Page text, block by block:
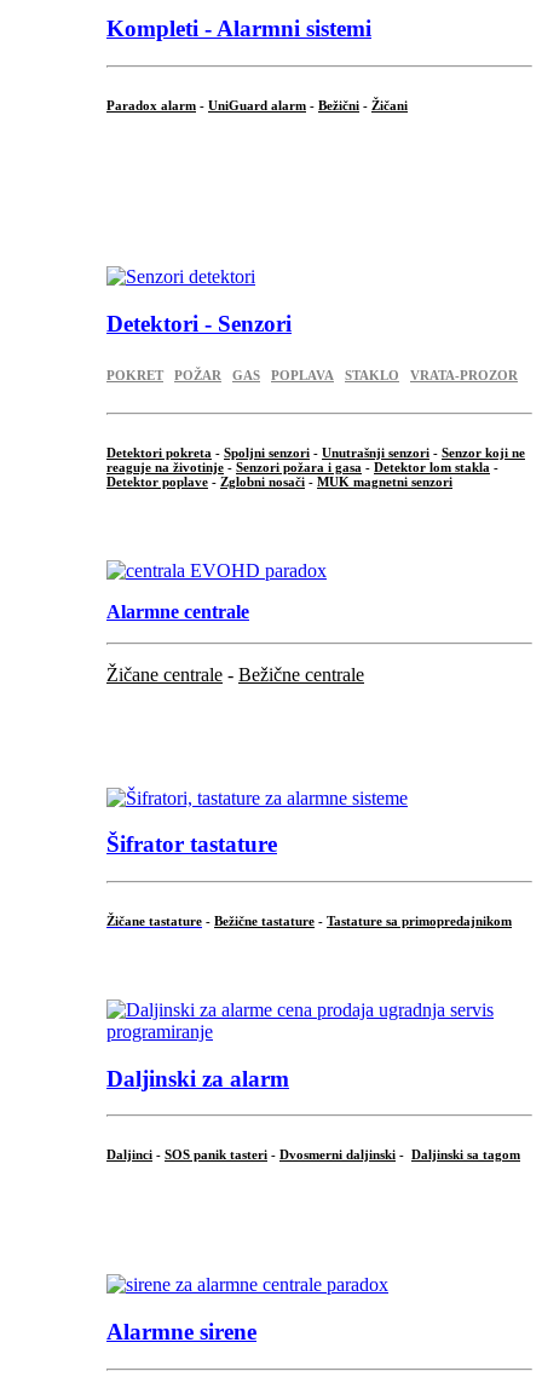
Kompleti - Alarmni sistemi
Paradox alarm - UniGuard alarm - Bežični - Žičani
Detektori - Senzori
POKRET POŽAR GAS POPLAVA STAKLO VRATA-PROZOR
Detektori pokreta - Spoljni senzori - Unutrašnji senzori - Senzor koji ne
reaguje na životinje - Senzori požara i gasa - Detektor lom stakla -
Detektor poplave - Zglobni nosači - MUK magnetni senzori
Alarmne centrale
Žičane centrale - Bežične centrale
Šifrator tastature
Žičane tastature - Bežične tastature - Tastature sa primopredajnikom
Daljinski za alarm
Daljinci - SOS panik tasteri - Dvosmerni daljinski - Daljinski sa tagom
Alarmne sirene